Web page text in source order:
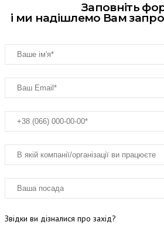
Заповніть
і ми надішлемо Вам
Звідки ви дізналися про захід?